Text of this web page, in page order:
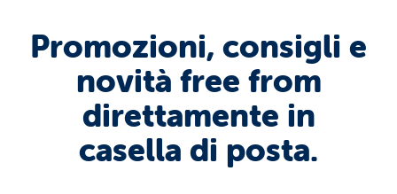
Promozioni, consigli e
novità free from
direttamente in
casella di posta.